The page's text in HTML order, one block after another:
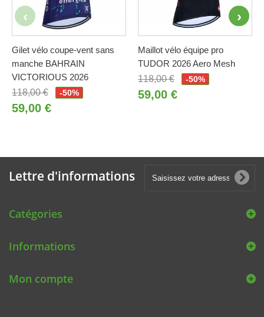
Gilet vélo coupe-vent sans
manche BAHRAIN
VICTORIOUS 2026
118,00 €
-50%
59,00 €
Maillot vélo équipe pro
TUDOR 2026 Aero Mesh
118,00 €
-50%
59,00 €
Lettre d'informations
Catégories
Informations
Mon compte